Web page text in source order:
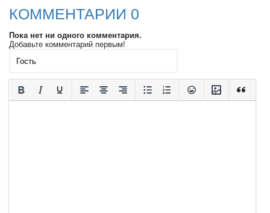
КОММЕНТАРИИ 0
Пока нет ни одного комментария.
Добавьте комментарий первым!